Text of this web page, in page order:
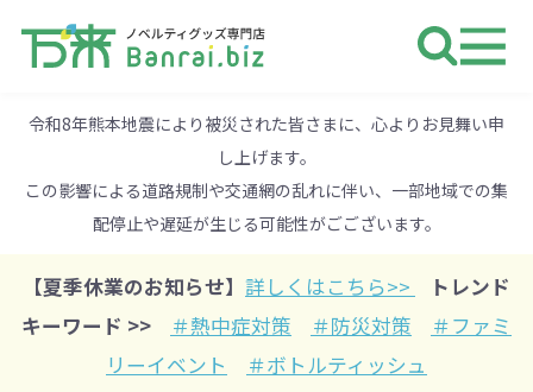
令和8年熊本地震により被災された皆さまに、心よりお見舞い申
し上げます。
この影響による道路規制や交通網の乱れに伴い、一部地域での集
配停止や遅延が生じる可能性がごございます。
【夏季休業のお知らせ】 詳しくはこちら>>
トレンド
キーワード >>
＃熱中症対策 ＃防災対策
＃ファミ
リーイベント
＃ボトルティッシュ